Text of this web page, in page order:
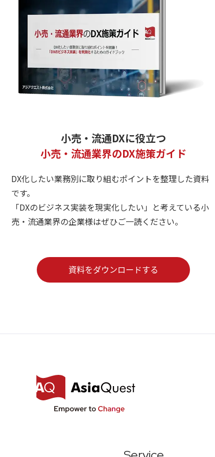
小売・流通DXに役立つ
小売・流通業界のDX施策ガイド
DX化したい業務別に取り組むポイントを整理した資料
です。
「DXのビジネス実装を現実化したい」と考えている小
売・流通業界の企業様はぜひご一読ください。